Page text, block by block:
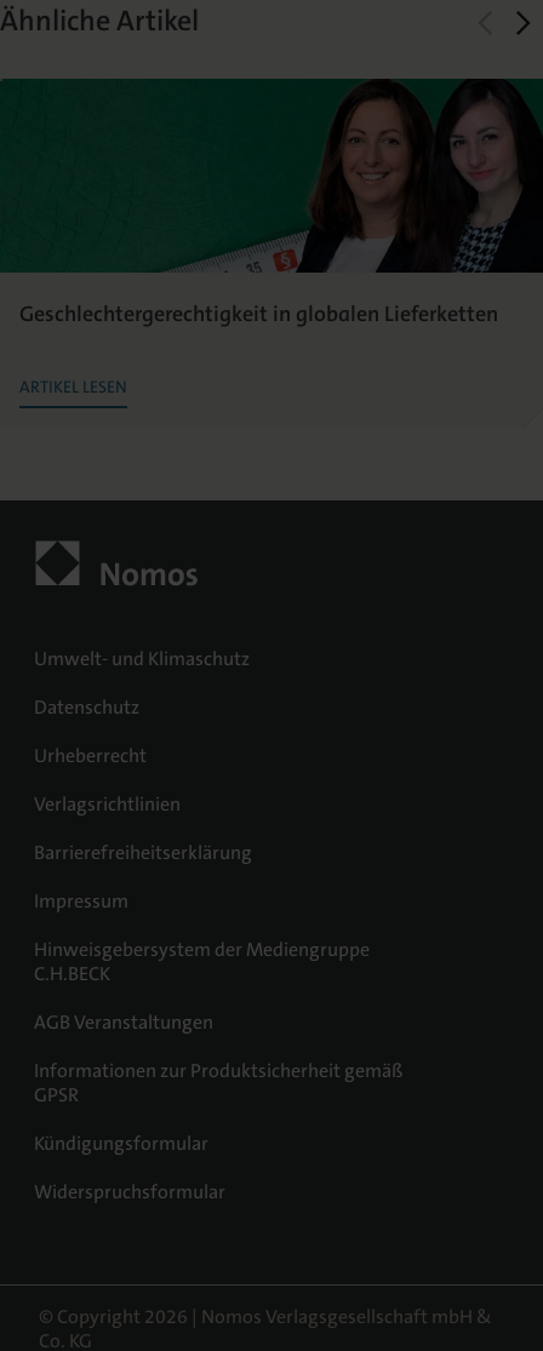
Ähnliche Artikel
Geschlechtergerechtigkeit in globalen Lieferketten
ARTIKEL LESEN
Umwelt- und Klimaschutz
Datenschutz
Urheberrecht
Verlagsrichtlinien
Barrierefreiheitserklärung
Impressum
Hinweisgebersystem der Mediengruppe
C.H.BECK
AGB Veranstaltungen
Informationen zur Produktsicherheit gemäß
GPSR
Kündigungsformular
Widerspruchsformular
© Copyright 2026 | Nomos Verlagsgesellschaft mbH &
Co. KG